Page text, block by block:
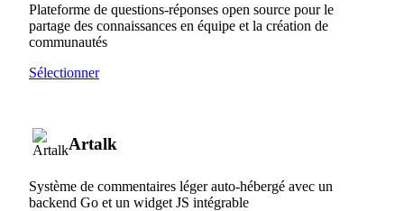
Plateforme de questions-réponses open source pour le
partage des connaissances en équipe et la création de
communautés
Sélectionner
Artalk
Système de commentaires léger auto-hébergé avec un
backend Go et un widget JS intégrable